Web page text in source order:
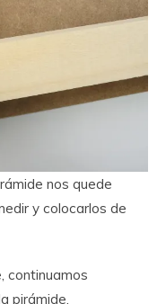
nos quede
y colocarlos de
continuamos
pirámide.